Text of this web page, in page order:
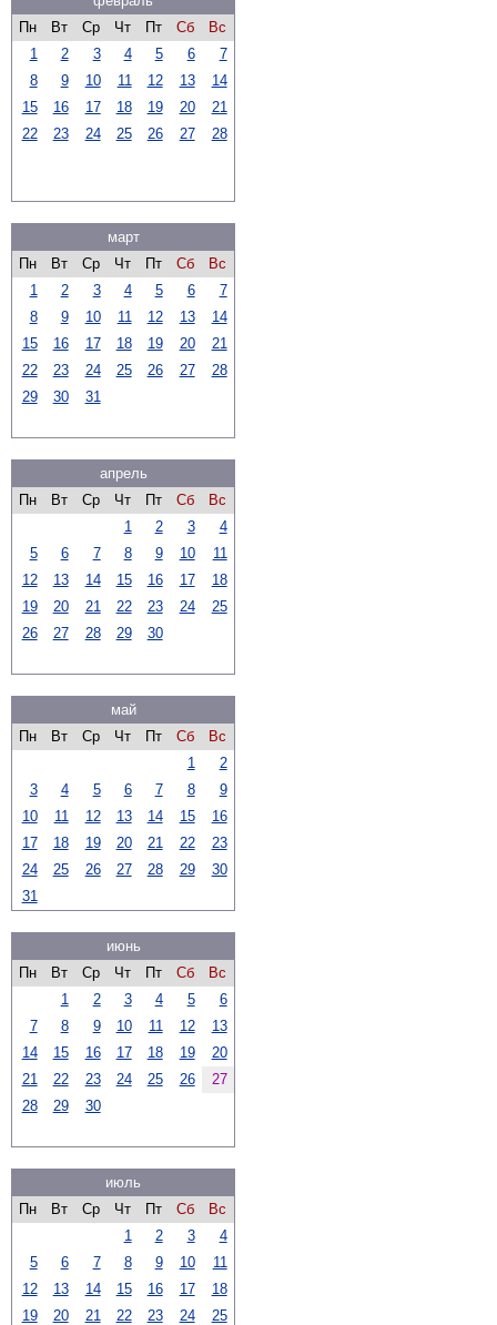
Пн
Вт Ср Чт Пт Сб
Вс
1
2 3 4 5 6
7
8
9 10 11 12 13
14
15
16 17 18 19 20
21
22
23 24 25 26 27 28
март
Пн
Вт Ср Чт Пт Сб
Вс
1
2 3 4 5 6
7
8
9 10 11 12 13
14
15
16 17 18 19 20
21
22
23 24 25 26 27
28
29
30 31
апрель
Пн
Вт Ср Чт Пт Сб
Вс
1
2 3
4
5
6 7 8 9 10
11
12
13 14 15 16 17
18
19
20 21 22 23 24
25
26
27 28 29 30
май
Пн
Вт Ср Чт Пт Сб
Вс
1
2
3
4 5 6 7 8
9
10
11 12 13 14 15
16
17
18 19 20 21 22
23
24
25 26 27 28 29
30
31
июнь
Пн
Вт Ср Чт Пт Сб
Вс
1
2 3 4 5
6
7
8 9 10 11 12
13
14
15 16 17 18 19
20
21
22 23 24 25 26
27
28
29 30
июль
Пн
Вт Ср Чт Пт Сб
Вс
1
2 3
4
5
6 7 8 9 10
11
12
13 14 15 16 17
18
19
20 21 22 23 24
25